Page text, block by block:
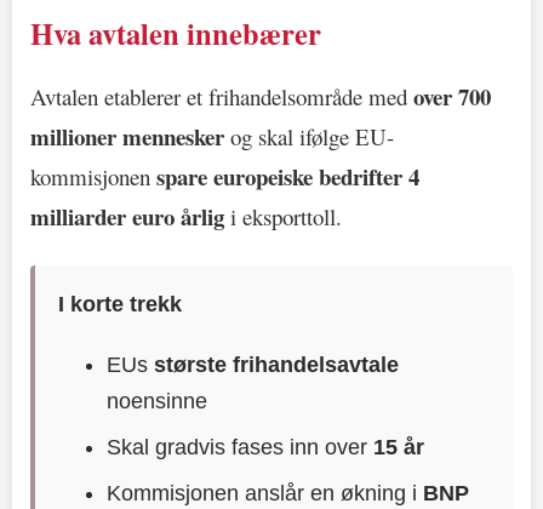
Hva avtalen innebærer
Avtalen etablerer et frihandelsområde med over 700
millioner mennesker og skal ifølge EU-
kommisjonen spare europeiske bedrifter 4
milliarder euro årlig i eksporttoll.
I korte trekk
EUsstørste frihandelsavtale
noensinne
Skal gradvis fases inn over 15 år
Kommisjonen anslår en økning i BNP